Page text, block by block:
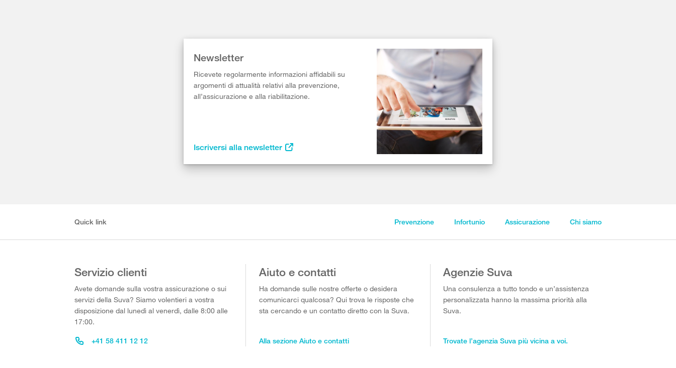
Newsletter
Ricevete regolarmente informazioni affidabili su
argomenti di attualità relativi alla prevenzione,
all’assicurazione e alla riabilitazione.
Iscriversi alla newsletter
Quick link Prevenzione Infortunio Assicurazione Chi siamo
Servizio clienti
Avete domande sulla vostra assicurazione o sui
servizi della Suva? Siamo volentieri a vostra
disposizione dal lunedì al venerdì, dalle 8:00 alle
17:00.
+41 58 411 12 12
Aiuto e contatti
Ha domande sulle nostre offerte o desidera
comunicarci qualcosa? Qui trova le risposte che
sta cercando e un contatto diretto con la Suva.
Alla sezione Aiuto e contatti
Agenzie Suva
Una consulenza a tutto tondo e un’assistenza
personalizzata hanno la massima priorità alla
Suva.
Trovate l’agenzia Suva più vicina a voi.